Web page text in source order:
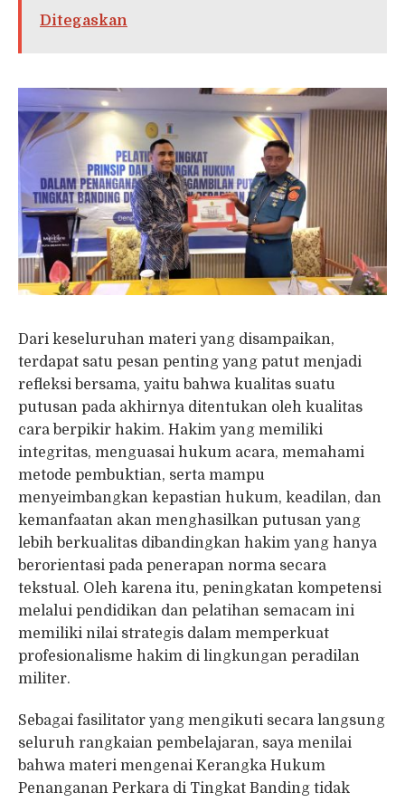
Ditegaskan
Dari keseluruhan materi yang disampaikan,
terdapat satu pesan penting yang patut menjadi
refleksi bersama, yaitu bahwa kualitas suatu
putusan pada akhirnya ditentukan oleh kualitas
cara berpikir hakim. Hakim yang memiliki
integritas, menguasai hukum acara, memahami
metode pembuktian, serta mampu
menyeimbangkan kepastian hukum, keadilan, dan
kemanfaatan akan menghasilkan putusan yang
lebih berkualitas dibandingkan hakim yang hanya
berorientasi pada penerapan norma secara
tekstual. Oleh karena itu, peningkatan kompetensi
melalui pendidikan dan pelatihan semacam ini
memiliki nilai strategis dalam memperkuat
profesionalisme hakim di lingkungan peradilan
militer.
Sebagai fasilitator yang mengikuti secara langsung
seluruh rangkaian pembelajaran, saya menilai
bahwa materi mengenai Kerangka Hukum
Penanganan Perkara di Tingkat Banding tidak